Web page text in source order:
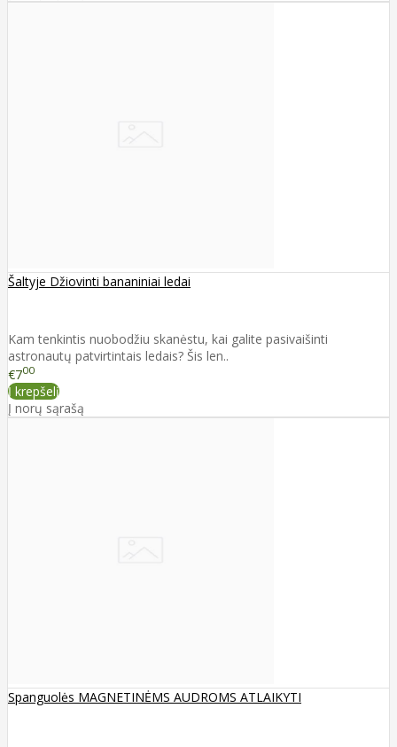
Šaltyje Džiovinti bananiniai ledai
Kam tenkintis nuobodžiu skanėstu, kai galite pasivaišinti
astronautų patvirtintais ledais? Šis len..
€700
Į krepšelį
Į norų sąrašą
Spanguolės MAGNETINĖMS AUDROMS ATLAIKYTI